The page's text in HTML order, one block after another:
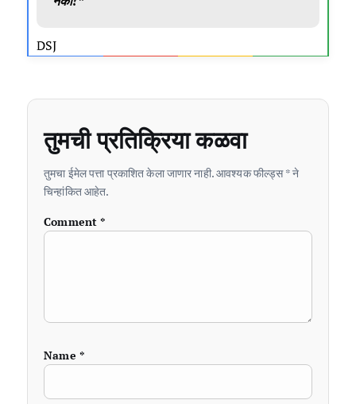
DSJ
तुमची प्रतिक्रिया कळवा
तुमचा ईमेल पत्ता प्रकाशित केला जाणार नाही. आवश्यक फील्ड्स * ने
चिन्हांकित आहेत.
Comment*
Name *